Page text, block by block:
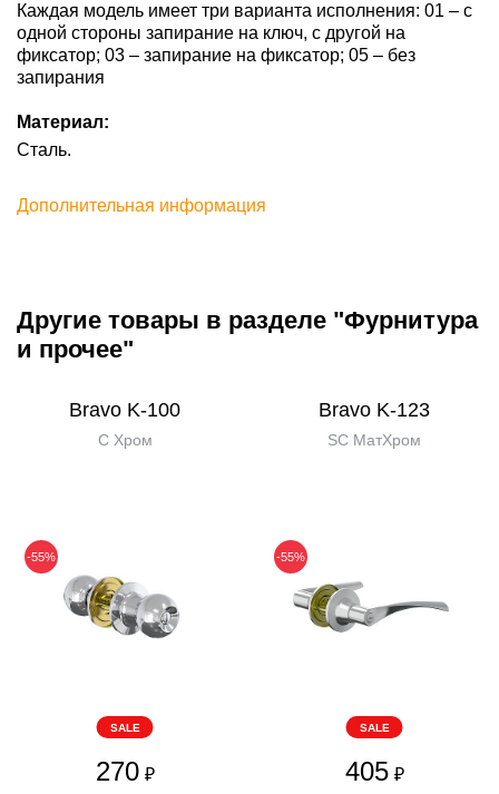
Каждая модель имеет три варианта исполнения: 01 – с
одной стороны запирание на ключ, с другой на
фиксатор; 03 – запирание на фиксатор; 05 – без
запирания
Материал:
Сталь.
Дополнительная информация
Другие товары в разделе "Фурнитура
и прочее"
Bravo K-100
C Хром
-55%
SALE
270 ₽
Bravo K-123
SC МатХром
-55%
SALE
405 ₽